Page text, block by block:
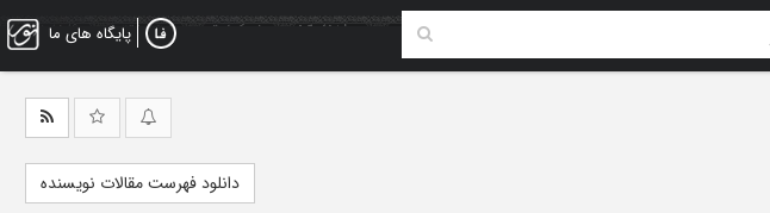
پایگاه های ما
دانلود فهرست مقالات نویسنده